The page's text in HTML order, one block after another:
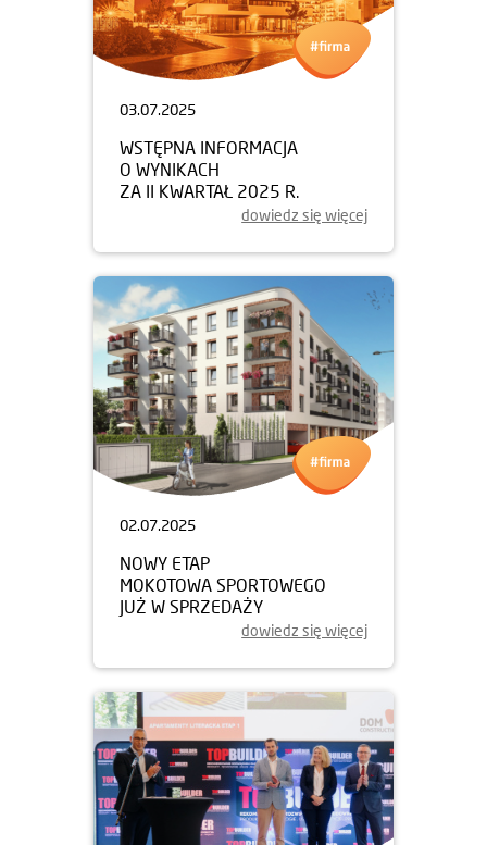
03.07.2025
WSTĘPNA INFORMACJA
O WYNIKACH
ZA II KWARTAŁ 2025 R.
dowiedz się więcej
02.07.2025
NOWY ETAP
MOKOTOWA SPORTOWEGO
JUŻ W SPRZEDAŻY
dowiedz się więcej